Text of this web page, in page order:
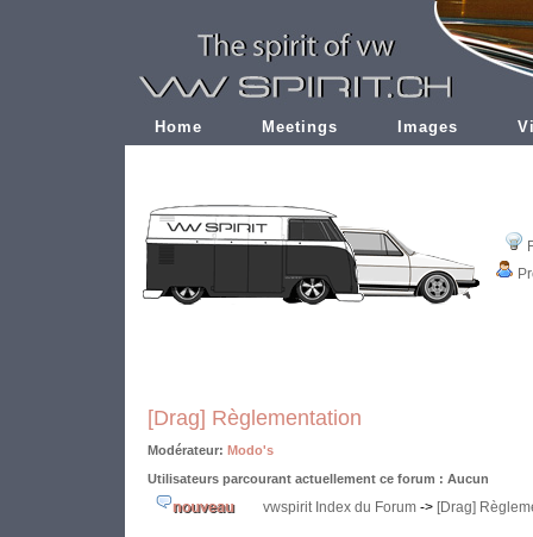
Home Meetings Images
[Drag] Règlementation
Modérateur: Modo's
Utilisateurs parcourant actuellement ce forum : Aucun
vwspirit Index du Forum -> [Drag]